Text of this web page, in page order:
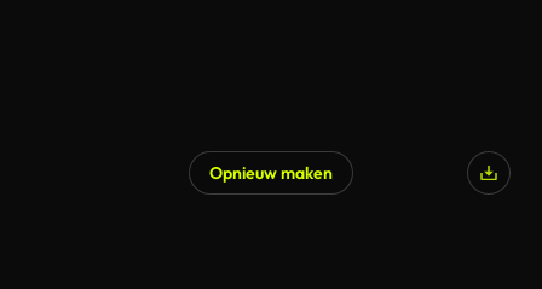
Opnieuw maken